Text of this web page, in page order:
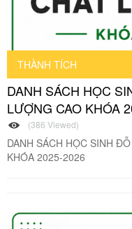
THÀNH TÍCH
DANH SÁCH HỌC
LƯỢNG CAO KHÓA
(386 Viewed)
DANH SÁCH HỌC SINH
KHÓA 2025-2026